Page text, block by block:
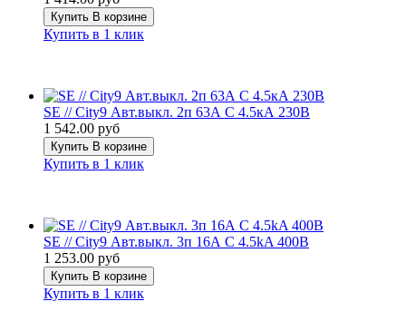
Купить В корзине
Купить в 1 клик
SE // City9 Авт.выкл. 2п 63А С 4.5кА 230В
1 542.00 руб
Купить В корзине
Купить в 1 клик
SE // City9 Авт.выкл. 3п 16А С 4.5kA 400В
1 253.00 руб
Купить В корзине
Купить в 1 клик